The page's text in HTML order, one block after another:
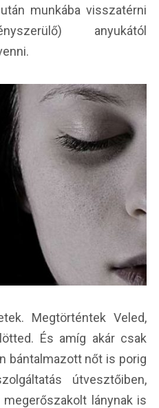
munkába visszatérni
anyukától
Megtörténtek Veled,
És amíg akár csak
bántalmazott nőt is porig
útvesztőiben,
lánynak is